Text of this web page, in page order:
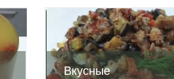
Вкусные